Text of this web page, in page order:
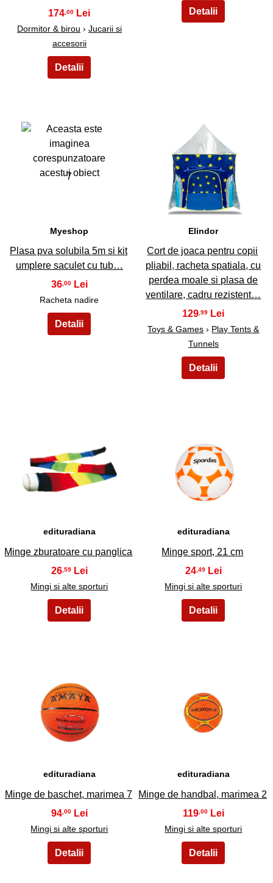
174 ,00
Dormitor & birou › Jucarii si
accesorii
7
Myeshop
Plasa pva solubila 5m si kit
umplere saculet cu tub…
36,00
Racheta nadire
8
Elindor
Cort de joaca pentru copii
pliabil, racheta spatiala, cu
perdea moale si plasa de
ventilare, cadru rezistent…
129,99
Toys & Games › Play Tents &
Tunnels
9
edituradiana
Minge zburatoare cu panglica
26,59
Mingi si alte sporturi
10
edituradiana
Minge sport, 21 cm
24 ,49
Mingi si alte sporturi
11
edituradiana
Minge de baschet, marimea 7
94,00
Mingi si alte sporturi
12
edituradiana
Minge de handbal, marimea 2
119,00
Mingi si alte sporturi